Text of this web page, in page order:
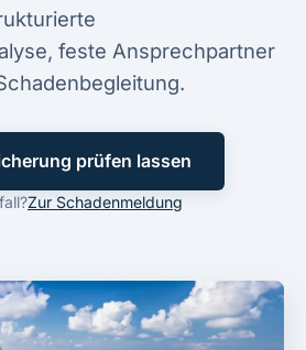
feste Ansprechpartner
prüfen lassen
Zur Schadenmeldung